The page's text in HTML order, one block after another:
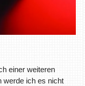
einer weiteren
werde ich es nicht